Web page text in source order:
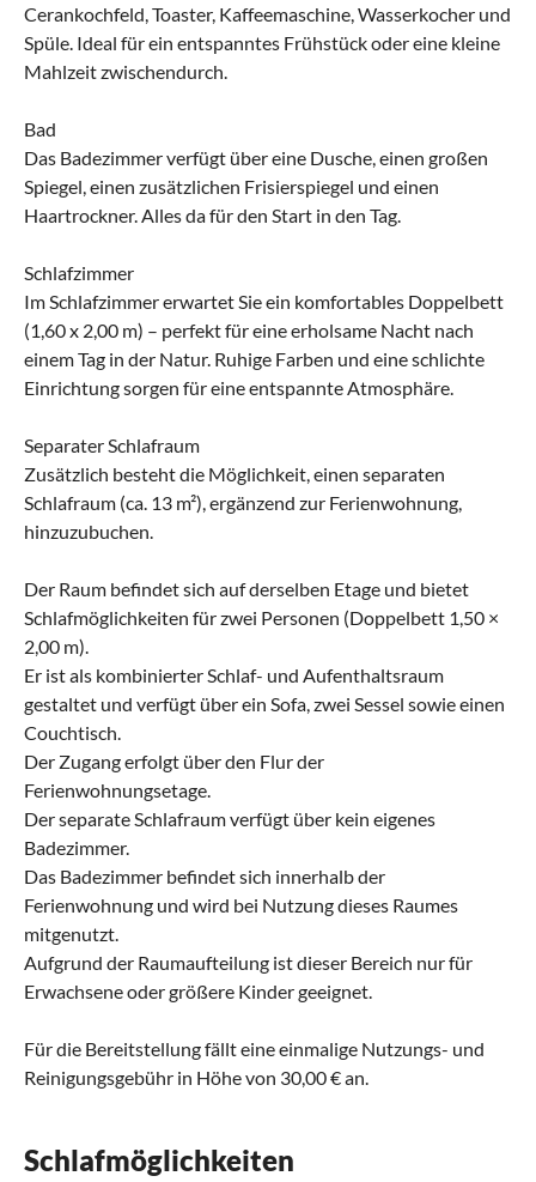
Cerankochfeld, Toaster, Kaffeemaschine, Wasserkocher und
Spüle. Ideal für ein entspanntes Frühstück oder eine kleine
Mahlzeit zwischendurch.
Bad
Das Badezimmer verfügt über eine Dusche, einen großen
Spiegel, einen zusätzlichen Frisierspiegel und einen
Haartrockner. Alles da für den Start in den Tag.
Schlafzimmer
Im Schlafzimmer erwartet Sie ein komfortables Doppelbett
(1,60 x 2,00 m) – perfekt für eine erholsame Nacht nach
einem Tag in der Natur. Ruhige Farben und eine schlichte
Einrichtung sorgen für eine entspannte Atmosphäre.
Separater Schlafraum
Zusätzlich besteht die Möglichkeit, einen separaten
Schlafraum (ca. 13 m²), ergänzend zur Ferienwohnung,
hinzuzubuchen.
Der Raum befindet sich auf derselben Etage und bietet
Schlafmöglichkeiten für zwei Personen (Doppelbett 1,50 ×
2,00 m).
Er ist als kombinierter Schlaf- und Aufenthaltsraum
gestaltet und verfügt über ein Sofa, zwei Sessel sowie einen
Couchtisch.
Der Zugang erfolgt über den Flur der
Ferienwohnungsetage.
Der separate Schlafraum verfügt über kein eigenes
Badezimmer.
Das Badezimmer befindet sich innerhalb der
Ferienwohnung und wird bei Nutzung dieses Raumes
mitgenutzt.
Aufgrund der Raumaufteilung ist dieser Bereich nur für
Erwachsene oder größere Kinder geeignet.
Für die Bereitstellung fällt eine einmalige Nutzungs- und
Reinigungsgebühr in Höhe von 30,00 € an.
Schlafmöglichkeiten